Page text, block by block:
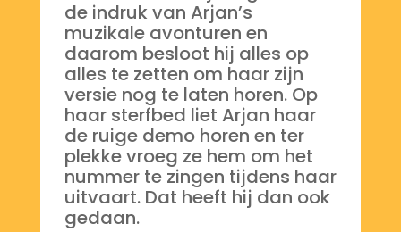
de indruk van Arjan’s
muzikale avonturen en
daarom besloot hij alles op
alles te zetten om haar zijn
versie nog te laten horen. Op
haar sterfbed liet Arjan haar
de ruige demo horen en ter
plekke vroeg ze hem om het
nummer te zingen tijdens haar
uitvaart. Dat heeft hij dan ook
gedaan.